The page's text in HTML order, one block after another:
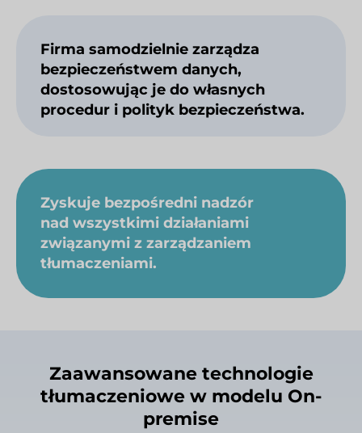
Firma samodzielnie zarządza
bezpieczeństwem danych,
dostosowując je do własnych
procedur i polityk bezpieczeństwa.
Zyskuje bezpośredni nadzór
nad wszystkimi działaniami
związanymi z zarządzaniem
tłumaczeniami.
Zaawansowane technologie
tłumaczeniowe w modelu On-
premise